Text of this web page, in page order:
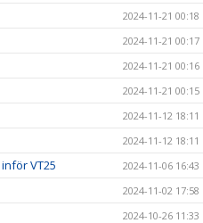
2024-11-21 00:18
2024-11-21 00:17
2024-11-21 00:16
2024-11-21 00:15
2024-11-12 18:11
2024-11-12 18:11
VT25 2024-11-06 16:43
2024-11-02 17:58
2024-10-26 11:33